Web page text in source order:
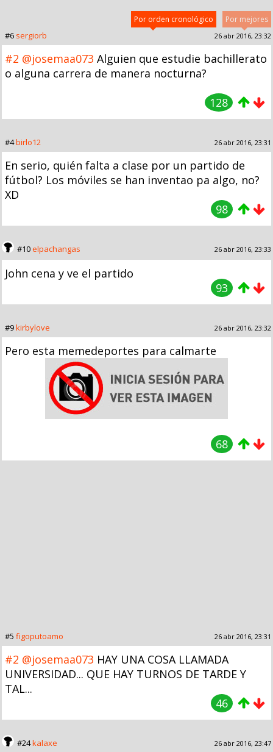
Por mejores
Por orden cronológico
#6 sergiorb 26 abr 2016, 23:32
#2 @josemaa073 Alguien que estudie bachillerato
o alguna carrera de manera nocturna?
128
#4birlo12 26 abr 2016, 23:31
En serio, quién falta a clase por un partido de
fútbol? Los móviles se han inventao pa algo, no?
XD
98
#10elpachangas 26 abr 2016, 23:33
John cena y ve el partido
93
#9kirbylove 26 abr 2016, 23:32
Pero esta memedeportes para calmarte
68
#5 figoputoamo 26 abr 2016, 23:31
#2 @josemaa073 HAY UNA COSA LLAMADA
UNIVERSIDAD... QUE HAY TURNOS DE TARDE Y
TAL...
46
#24kalaxe 26 abr 2016, 23:47